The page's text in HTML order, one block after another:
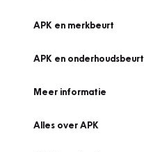
APK en merkbeurt
APK en onderhoudsbeurt
Meer informatie
Alles over APK